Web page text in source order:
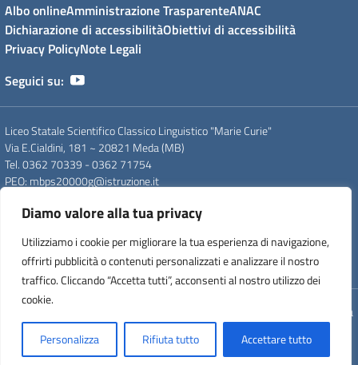
Diamo valore alla tua privacy
Utilizziamo i cookie per migliorare la tua esperienza di navigazione,
offrirti pubblicità o contenuti personalizzati e analizzare il nostro
traffico. Cliccando “Accetta tutti”, acconsenti al nostro utilizzo dei
cookie.
Personalizza Rifiuta tutto Accettare tutto
Albo onlineAmministrazione TrasparenteANAC
Dichiarazione di accessibilitàObiettivi di accessibilità
Privacy PolicyNote Legali
Seguici su:
Liceo Statale Scientifico Classico Linguistico "Marie Curie"
Via E.Cialdini, 181 ~ 20821 Meda (MB)
Tel. 0362 70339 - 0362 71754
PEO: mbps20000g@istruzione.it
: 83008560159
: MBPS20000G
: istsc_mips20000p
Concept & Design by Designers Italia